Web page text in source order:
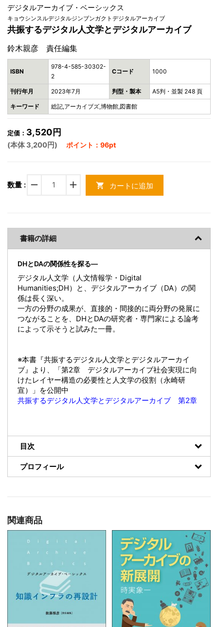
デジタルアーカイブ・ベーシックス
キョウシンスルデジタルジンブンガクトデジタルアーカイブ
共振するデジタル人文学とデジタルアーカイブ
鈴木親彦 責任編集
ISBN
978-4-585-30302-
2
Cコード 1000
刊行年月 2023年7月 判型・製本 A5判・並製 248 頁
キーワード 総記,アーカイブズ,博物館,図書館
定価： 3,520円
(本体 3,200円) ポイント：96pt
数量 : remove add shopping_cart カートに追加
書籍の詳細
DHとDAの関係性を探る―
デジタル人文学（人文情報学・Digital
Humanities;DH）と、デジタルアーカイブ（DA）の関
係は長く深い。
一方の分野の成果が、直接的・間接的に両分野の発展に
つながることを、DHとDAの研究者・専門家による論考
によって示そうと試みた一冊。
※本書『共振するデジタル人文学とデジタルアーカイ
ブ』より、「第2章 デジタルアーカイブ社会実現に向
けたレイヤー構造の必要性と人文学の役割（永崎研
宣）」を公開中
共振するデジタル人文学とデジタルアーカイブ 第2章
目次
プロフィール
関連商品